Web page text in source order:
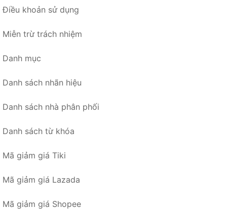
Điều khoản sử dụng
Miễn trừ trách nhiệm
Danh mục
Danh sách nhãn hiệu
Danh sách nhà phân phối
Danh sách từ khóa
Mã giảm giá Tiki
Mã giảm giá Lazada
Mã giảm giá Shopee